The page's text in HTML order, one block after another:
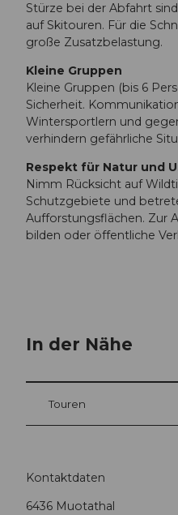
Stürze bei der Abfahrt
auf Skitouren. Für die
große Zusatzbelastung.
Kleine Gruppen
Kleine Gruppen (bis 6
Sicherheit.
Wintersportlern und
verhindern gefährliche
Respekt für Natur und
Nimm Rücksicht auf
Schutzgebiete und
Aufforstungsflächen. Zur
bilden oder öffentliche
In der Nähe
Touren
Kontaktdaten
6436 Muotathal